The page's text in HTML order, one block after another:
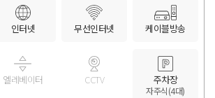
인터넷 무선인터넷 케이블방송
엘레베이터 CCTV 주차장
자주식(4대)